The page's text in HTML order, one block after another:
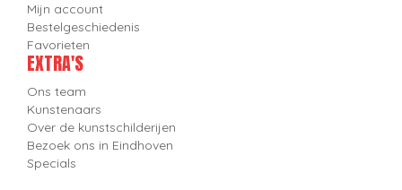
Mijn account
Bestelgeschiedenis
Favorieten
EXTRA'S
Ons team
Kunstenaars
Over de kunstschilderijen
Bezoek ons in Eindhoven
Specials